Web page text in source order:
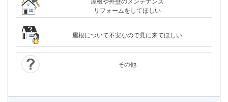
24時間365日対応
リフォームをしてほしい
屋根について不安なので見に来てほしい
その他